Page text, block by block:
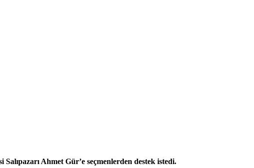
Ahmet Gür’e seçmenlerden destek istedi.